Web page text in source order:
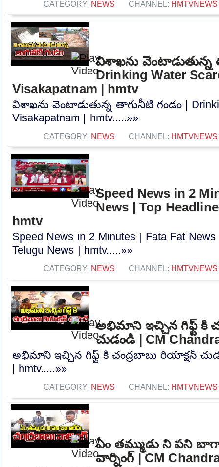
CATEGORY: NEWS CHANNEL: HMTVNEWS
విశాఖను వెంటాడుతున్న
Drinking Water
Visakapatnam | hmtv
విశాఖను వెంటాడుతున్న తాగునీటి గండం |
Visakapatnam | hmtv.....»»
CATEGORY: NEWS CHANNEL: HMTVNEWS
Speed News in 2
News | Top
hmtv
Speed News in 2 Minutes | Fata Fat
Telugu News | hmtv.....»»
CATEGORY: NEWS CHANNEL: HMTVNEWS
అభిమాని ఇచ్చిన గిఫ్ట్ కి
చుడండి | CM
అభిమాని ఇచ్చిన గిఫ్ట్ కి చంద్రబాబు రియాక్షన్
| hmtv.....»»
CATEGORY: NEWS CHANNEL: HMTVNEWS
ఏం తమ్ముడు ని పని
వార్నింగ్ | CM